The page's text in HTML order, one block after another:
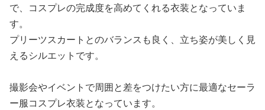
で、コスプレの完成度を高めてくれる衣装となっていま
す。
プリーツスカートとのバランスも良く、立ち姿が美しく見
えるシルエットです。
撮影会やイベントで周囲と差をつけたい方に最適なセーラ
ー服コスプレ衣装となっています。